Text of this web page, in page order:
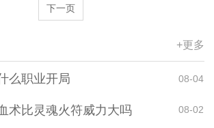
下一页
+更多
么职业开局 08-04
术比灵魂火符威力大吗 08-02